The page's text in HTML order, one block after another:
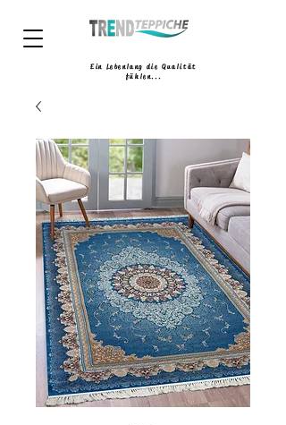
Ein Lebenlang die Qualität
fühlen...